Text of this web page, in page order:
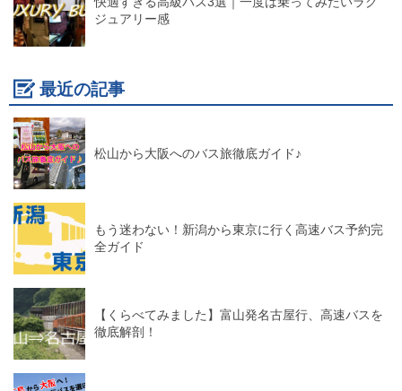
ジュアリー感
最近の記事
松山から大阪へのバス旅徹底ガイド♪
もう迷わない！新潟から東京に行く高速バス予約完
全ガイド
【くらべてみました】富山発名古屋行、高速バスを
徹底解剖！